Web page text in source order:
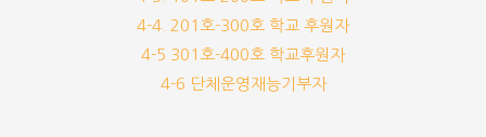
4-4. 201호-300호 학교 후원자
4-5 301호-400호 학교후원자
4-6 단체운영재능기부자